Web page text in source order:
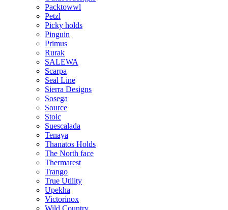
Packtowwl
Petzl
Picky holds
Pinguin
Primus
Rurak
SALEWA
Scarpa
Seal Line
Sierra Designs
Sosega
Source
Stoic
Suescalada
Tenaya
Thanatos Holds
The North face
Thermarest
Trango
True Utility
Upekha
Victorinox